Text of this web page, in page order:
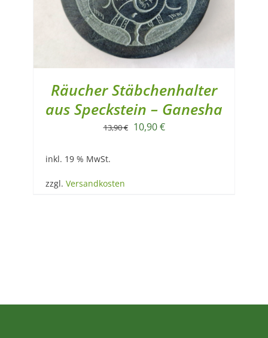
Räucher Stäbchenhalter
aus Speckstein – Ganesha
13,90€ Ursprünglicher
10,90€Aktueller
inkl. 19 % MwSt.
zzgl. Versandkosten